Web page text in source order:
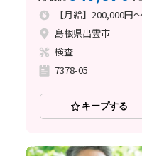
【月給】200,000円～
島根県出雲市
検査
7378-05
キープする